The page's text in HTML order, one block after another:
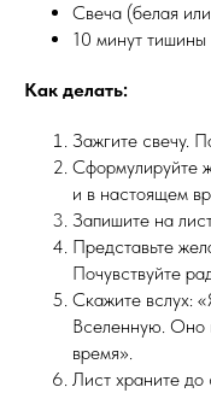
Свеча (белая
10 минут тишины
Как делать:
Зажгите свечу.
Сформулируйте
и в настоящем
Запишите на
Представьте
Почувствуйте
Скажите вслух:
Вселенную. Оно
время».
Лист храните